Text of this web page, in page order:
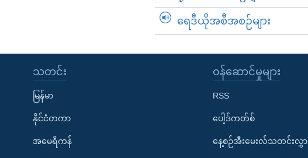
ရေဒီယိုအစီအစဉ်များ
သတင်း
မြန်မာ
နိုင်ငံတကာ
အမေရိကန်
၀န်ဆောင်မှုများ
RSS
ပေါ့ဒ်ကတ်စ်
နေ့စဉ်အီးမေးလ်သတင်းလွှာ